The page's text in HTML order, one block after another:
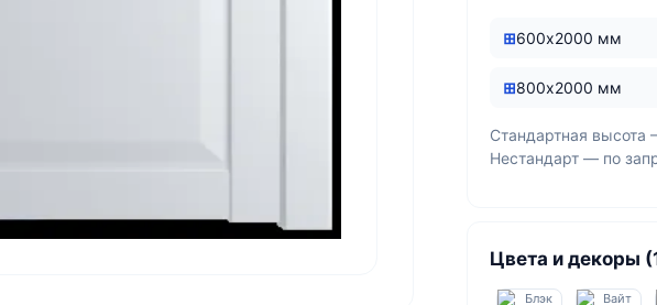
600х2000 мм
800х2000 мм
Стандартная
Нестандарт — по
Цвета и декоры